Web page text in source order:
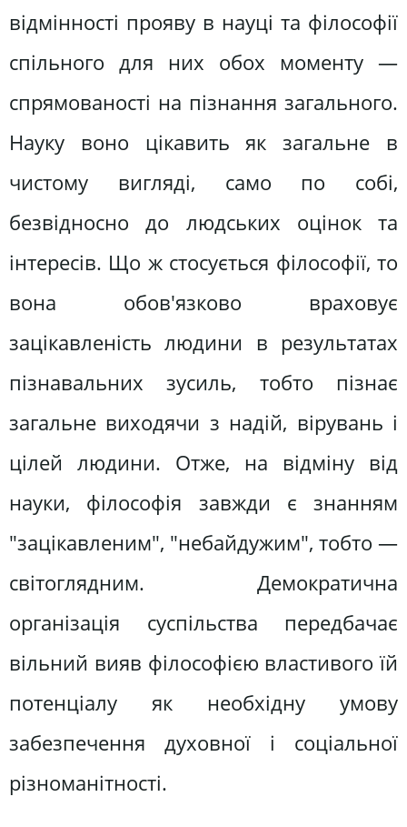
відмінності прояву в науці та філософії
спільного для них обох моменту —
спрямованості на пізнання загального.
Науку воно цікавить як загальне в
чистому вигляді, само по собі,
безвідносно до людських оцінок та
інтересів. Що ж стосується філософії, то
вона обов'язково враховує
зацікавленість людини в результатах
пізнавальних зусиль, тобто пізнає
загальне виходячи з надій, вірувань і
цілей людини. Отже, на відміну від
науки, філософія завжди є знанням
"зацікавленим", "небайдужим", тобто —
світоглядним. Демократична
організація суспільства передбачає
вільний вияв філософією властивого їй
потенціалу як необхідну умову
забезпечення духовної і соціальної
різноманітності.